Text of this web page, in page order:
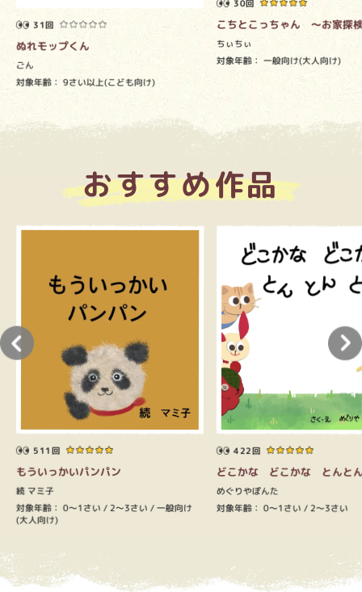
31回
ぬれモップくん
ごん
対象年齢： 9さい以上(こども向け)
30回
こちとこっちゃん ～お家探
ちぃちぃ
対象年齢： 一般向け(大人向け)
おすすめ作品
511回
もういっかいパンパン
続 マミ子
対象年齢： 0～1さい 2～3さい 一般向け
(大人向け)
422回
どこかな どこかな とんと
めぐりやぽんた
対象年齢： 0～1さい 2～3さい